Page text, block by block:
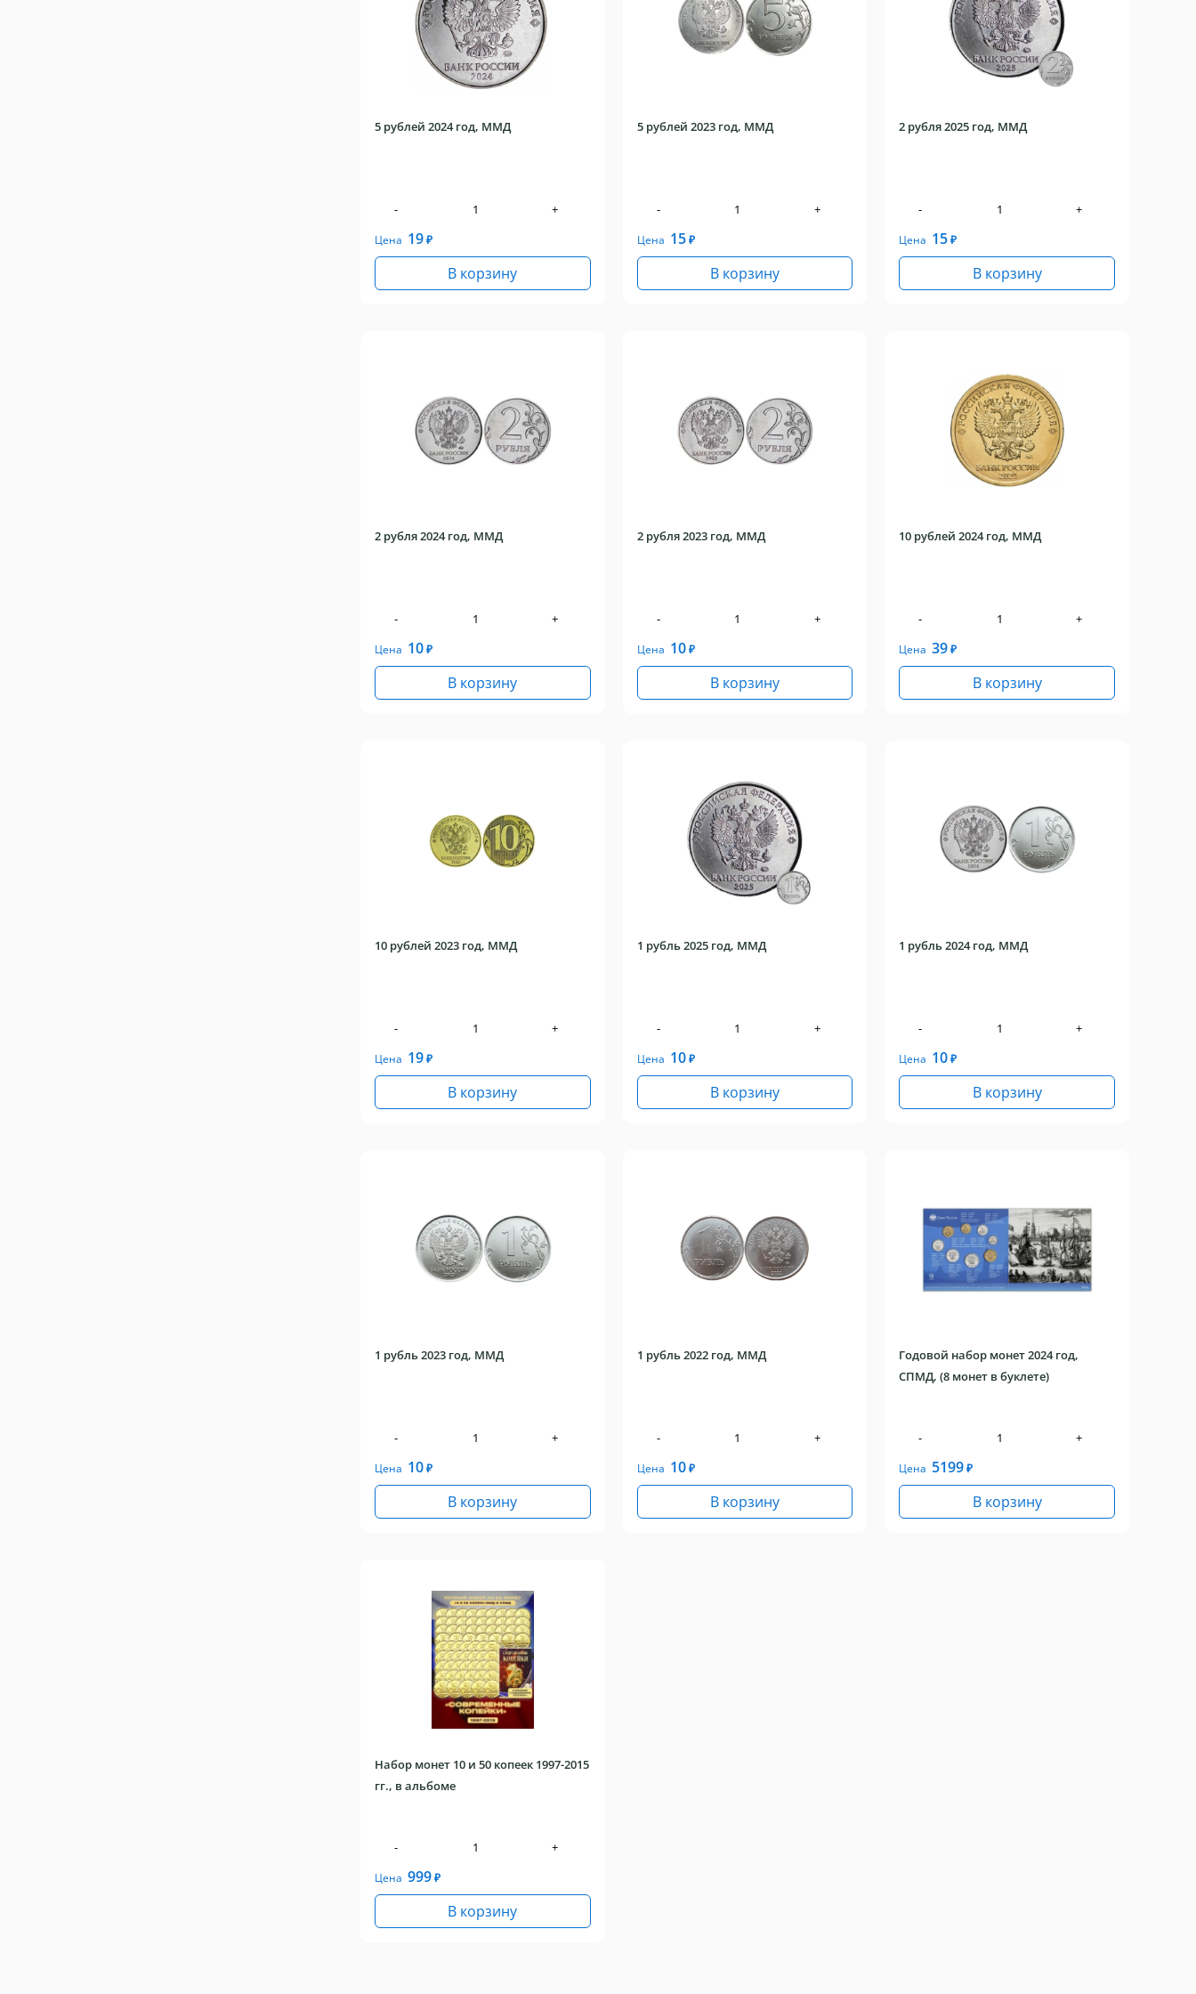
5 рублей 2024 год, ММД
- +
Цена 19₽
В корзину
5 рублей 2023 год, ММД
- +
Цена 15₽
В корзину
2 рубля 2025 год, ММД
- +
Цена 15₽
В корзину
2 рубля 2024 год, ММД
- +
Цена 10₽
В корзину
2 рубля 2023 год, ММД
- +
Цена 10₽
В корзину
10 рублей 2024 год, ММД
- +
Цена 39₽
В корзину
10 рублей 2023 год, ММД
- +
Цена 19₽
В корзину
1 рубль 2025 год, ММД
- +
Цена 10₽
В корзину
1 рубль 2024 год, ММД
- +
Цена 10₽
В корзину
1 рубль 2023 год, ММД
- +
Цена 10₽
В корзину
1 рубль 2022 год, ММД
- +
Цена 10₽
В корзину
Годовой набор монет 2024 год,
СПМД, (8 монет в буклете)
- +
Цена 5199₽
В корзину
Набор монет 10 и 50 копеек 1997-2015
гг., в альбоме
- +
Цена 999₽
В корзину